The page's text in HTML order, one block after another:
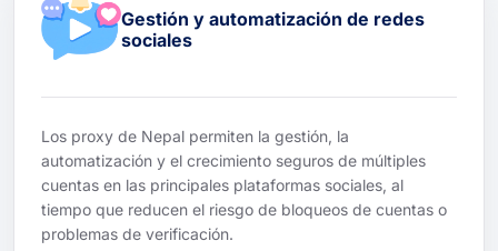
Gestión y automatización de redes
sociales
Los proxy de Nepal permiten la gestión, la
automatización y el crecimiento seguros de múltiples
cuentas en las principales plataformas sociales, al
tiempo que reducen el riesgo de bloqueos de cuentas o
problemas de verificación.